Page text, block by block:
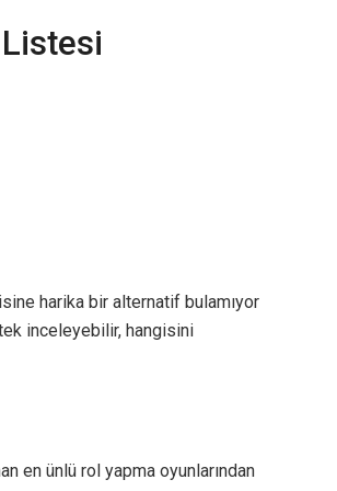
harika bir alternatif bulamıyor
inceleyebilir, hangisini
en ünlü rol yapma oyunlarından